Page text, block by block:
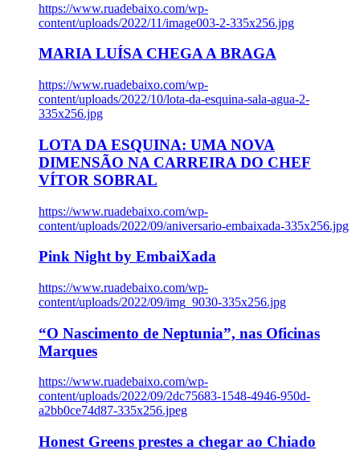
https://www.ruadebaixo.com/wp-
content/uploads/2022/11/image003-2-335x256.jpg
MARIA LUÍSA CHEGA A BRAGA
https://www.ruadebaixo.com/wp-
content/uploads/2022/10/lota-da-esquina-sala-agua-2-
335x256.jpg
LOTA DA ESQUINA: UMA NOVA
DIMENSÃO NA CARREIRA DO CHEF
VÍTOR SOBRAL
https://www.ruadebaixo.com/wp-
content/uploads/2022/09/aniversario-embaixada-335x256.jpg
Pink Night by EmbaiXada
https://www.ruadebaixo.com/wp-
content/uploads/2022/09/img_9030-335x256.jpg
“O Nascimento de Neptunia”, nas Oficinas
Marques
https://www.ruadebaixo.com/wp-
content/uploads/2022/09/2dc75683-1548-4946-950d-
a2bb0ce74d87-335x256.jpeg
Honest Greens prestes a chegar ao Chiado